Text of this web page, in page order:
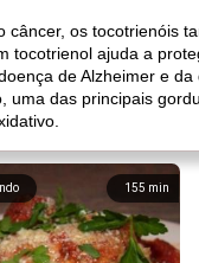
os tocotrienóis
tocotrienol ajuda a
de Alzheimer e da
das principais
155 min